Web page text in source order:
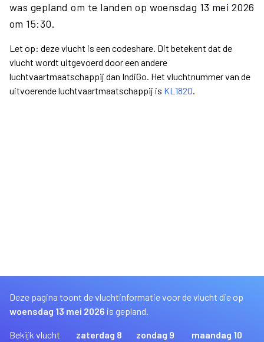
was gepland om te landen op woensdag 13 mei 2026
om 15:30.
Let op: deze vlucht is een codeshare. Dit betekent dat de
vlucht wordt uitgevoerd door een andere
luchtvaartmaatschappij dan IndiGo. Het vluchtnummer van de
uitvoerende luchtvaartmaatschappij is KL1820.
Deze pagina toont de vluchtinformatie voor de vlucht die op
woensdag 13 mei 2026 is gepland.
Bekijk vlucht zaterdag 8 zondag 9 maandag 10